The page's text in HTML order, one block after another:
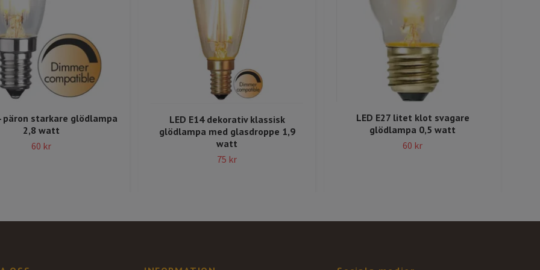
päron starkare glödlampa
2,8 watt
60 kr
LED E14 dekorativ klassisk
glödlampa med glasdroppe 1,9
watt
75 kr
LED E27 litet klot svagare
glödlampa 0,5 watt
60 kr